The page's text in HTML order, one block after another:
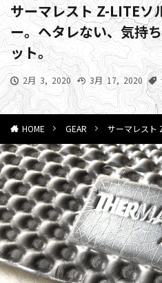
サーマレスト Z-LITEソ
ー。ヘタレない、気持
ット。
2月 3, 2020 3月 17, 2020
HOME GEAR サーマレスト